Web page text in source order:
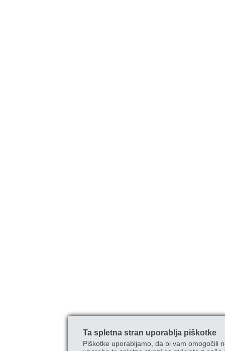
Ta spletna stran uporablja piškotke
Piškotke uporabljamo, da bi vam omogočili